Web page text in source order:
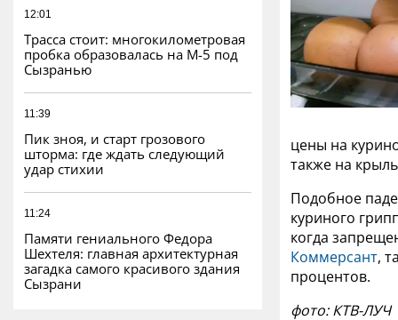
12:01
Трасса стоит: многокилометровая
пробка образовалась на М-5 под
Сызранью
11:39
Пик зноя, и старт грозового
шторма: где ждать следующий
удар стихии
11:24
Памяти гениального Федора
Шехтеля: главная архитектурная
загадка самого красивого здания
Сызрани
цены на
также на
Подобное
куриного
когда
Коммерсант,
процентов.
фото: КТВ-ЛУЧ